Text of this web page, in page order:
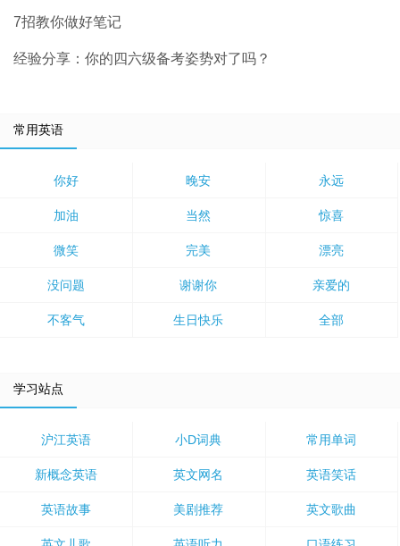
7招教你做好笔记
经验分享：你的四六级备考姿势对了吗？
常用英语
你好 晚安 永远
加油 当然 惊喜
微笑 完美 漂亮
没问题 谢谢你 亲爱的
不客气 生日快乐 全部
学习站点
沪江英语 小D词典 常用单词
新概念英语 英文网名 英语笑话
英语故事 美剧推荐 英文歌曲